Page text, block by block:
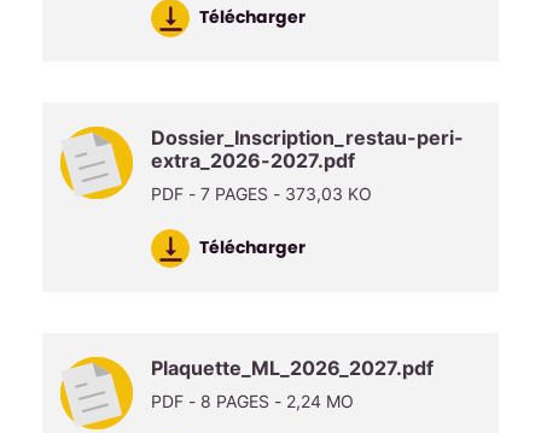
Télécharger
Dossier_Inscription_restau-peri-
extra_2026-2027.pdf
PDF - 7 PAGES - 373,03 KO
Télécharger
Plaquette_ML_2026_2027.pdf
PDF - 8 PAGES - 2,24 MO